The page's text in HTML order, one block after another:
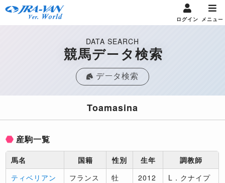
ログイン メニュー
DATA SEARCH
競馬データ検索
データ検索
Toamasina
産駒一覧
馬名 国籍 性別 生年
調教師
ティベリアン
フランス 牡 2012 L．クナイプ